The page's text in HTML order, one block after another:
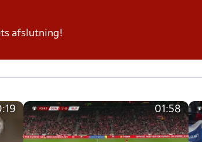
afslutning!
01:58